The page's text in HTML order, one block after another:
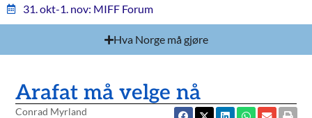
31. okt-1. nov: MIFF Forum
Hva Norge må gjøre
Arafat må velge nå
Conrad Myrland